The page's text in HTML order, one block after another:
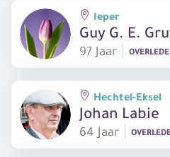
Guy G. E.
97 Jaar
Ieper
Johan Labie
64 Jaar
Hechtel-Eksel